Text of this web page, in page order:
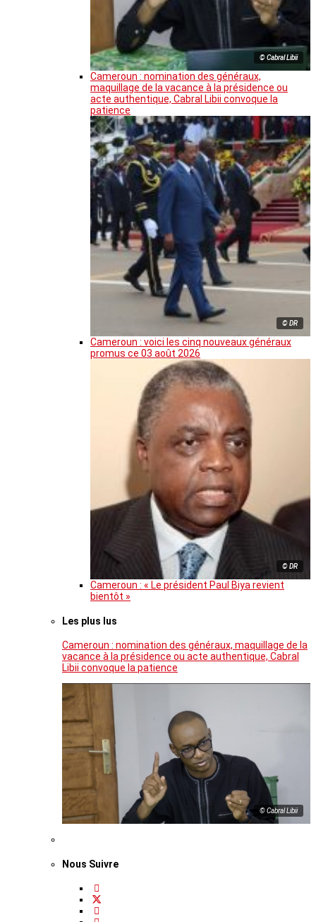
© Cabral Libii
Cameroun : nomination des généraux,
maquillage de la vacance à la présidence ou
acte authentique, Cabral Libii convoque la
patience
© DR
Cameroun : voici les cinq nouveaux généraux
promus ce 03 août 2026
© DR
Cameroun : « Le président Paul Biya revient
bientôt »
Les plus lus
Cameroun : nomination des généraux, maquillage de la
vacance à la présidence ou acte authentique, Cabral
Libii convoque la patience
© Cabral Libii
Nous Suivre